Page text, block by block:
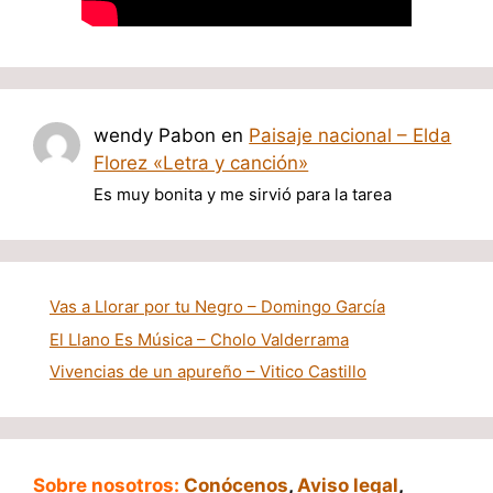
wendy Pabon en Paisaje nacional – Elda
Florez «Letra y canción»
Es muy bonita y me sirvió para la tarea
Vas a Llorar por tu Negro – Domingo García
El Llano Es Música – Cholo Valderrama
Vivencias de un apureño – Vitico Castillo
Sobre nosotros: Conócenos, Aviso legal,